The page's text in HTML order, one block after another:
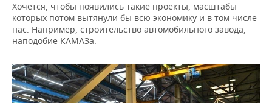
Хочется, чтобы появились такие проекты, масштабы
которых потом вытянули бы всю экономику и в том числе
нас. Например, строительство автомобильного завода,
наподобие КАМАЗа.